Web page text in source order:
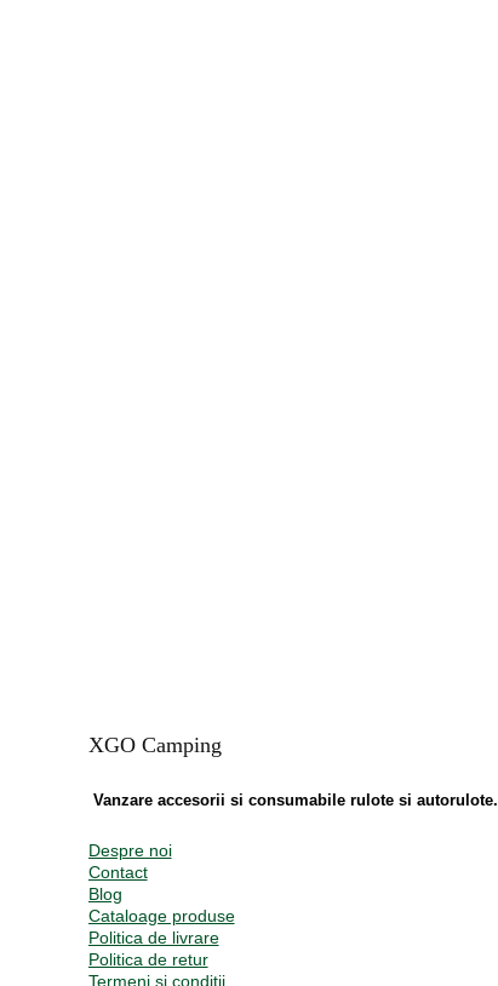
XGO Camping
Vanzare accesorii si consumabile rulote si autorulote.
Despre noi
Contact
Blog
Cataloage produse
Politica de livrare
Politica de retur
Termeni și condiții